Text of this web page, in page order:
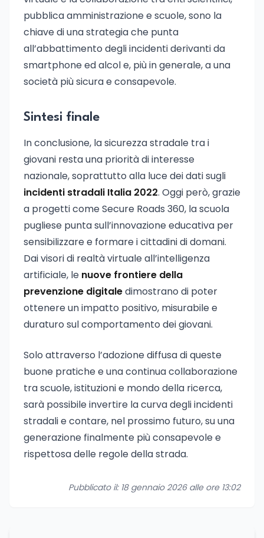
pubblica amministrazione e scuole, sono la
chiave di una strategia che punta
all’abbattimento degli incidenti derivanti da
smartphone ed alcol e, più in generale, a una
società più sicura e consapevole.
Sintesi finale
In conclusione, la sicurezza stradale tra i
giovani resta una priorità di interesse
nazionale, soprattutto alla luce dei dati sugli
incidenti stradali Italia 2022. Oggi però, grazie
a progetti come Secure Roads 360, la scuola
pugliese punta sull’innovazione educativa per
sensibilizzare e formare i cittadini di domani.
Dai visori di realtà virtuale all’intelligenza
artificiale, le nuove frontiere della
prevenzione digitaledimostrano di poter
ottenere un impatto positivo, misurabile e
duraturo sul comportamento dei giovani.
Solo attraverso l’adozione diffusa di queste
buone pratiche e una continua collaborazione
tra scuole, istituzioni e mondo della ricerca,
sarà possibile invertire la curva degli incidenti
stradali e contare, nel prossimo futuro, su una
generazione finalmente più consapevole e
rispettosa delle regole della strada.
Pubblicato il: 18 gennaio 2026 alle ore 13:02